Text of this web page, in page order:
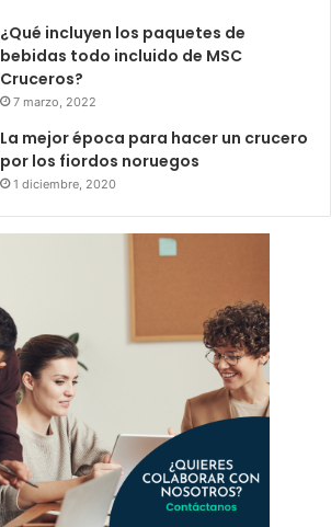
¿Qué incluyen los paquetes de
bebidas todo incluido de MSC
Cruceros?
7 marzo, 2022
La mejor época para hacer un crucero
por los fiordos noruegos
1 diciembre, 2020